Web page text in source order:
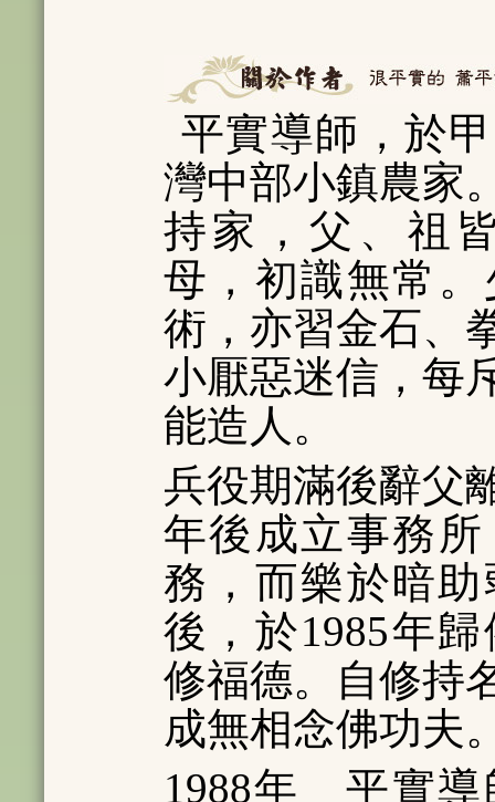
平實導師，於
灣中部小鎮農家
持家，父、祖
母，初識無常
術，亦習金石、
小厭惡迷信，每
能造人。
兵役期滿後辭父
年後成立事務
務，而樂於暗
後，於1985年
修福德。自修持
成無相念佛功夫
1988年 平實導